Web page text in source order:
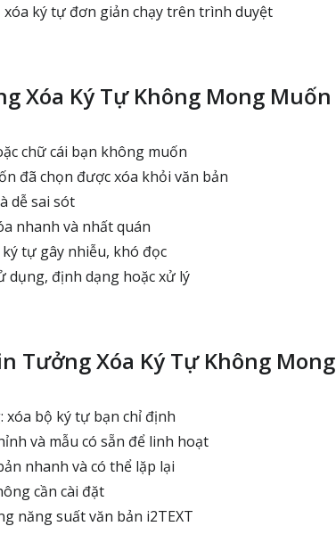
ký tự đơn giản chạy trên trình duyệt
Xóa Ký Tự Không Mong Muốn
chữ cái bạn không muốn
đã chọn được xóa khỏi văn bản
dễ sai sót
nhanh và nhất quán
tự gây nhiễu, khó đọc
dụng, định dạng hoặc xử lý
Tưởng Xóa Ký Tự Không
bộ ký tự bạn chỉ định
và mẫu có sẵn để linh hoạt
nhanh và có thể lặp lại
cần cài đặt
năng suất văn bản i2TEXT